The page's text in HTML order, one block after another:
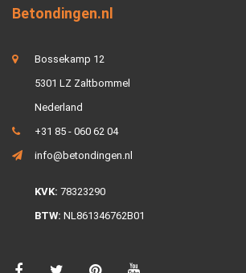
Betondingen.nl
Bossekamp 12
5301 LZ Zaltbommel
Nederland
+31 85 - 060 62 04
info@betondingen.nl
KVK: 78323290
BTW: NL861346762B01